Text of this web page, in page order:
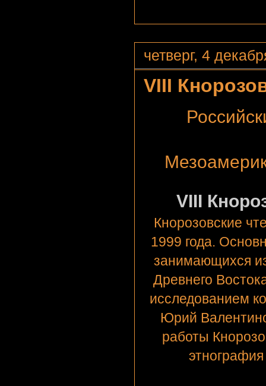
четверг, 4
VIII
VIII
Кнорозовские
1999 года.
занимающихся
Древнего
исследованием
Юрий
работы